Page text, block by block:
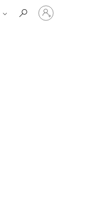
Увійдіть
свій